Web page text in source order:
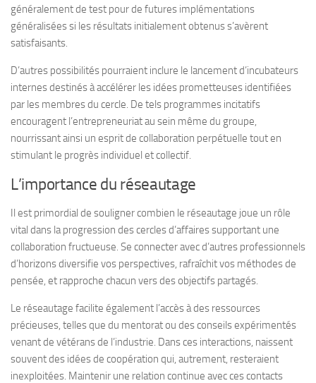
généralement de test pour de futures implémentations
généralisées si les résultats initialement obtenus s’avèrent
satisfaisants.
D’autres possibilités pourraient inclure le lancement d’incubateurs
internes destinés à accélérer les idées prometteuses identifiées
par les membres du cercle. De tels programmes incitatifs
encouragent l’entrepreneuriat au sein même du groupe,
nourrissant ainsi un esprit de collaboration perpétuelle tout en
stimulant le progrès individuel et collectif.
L’importance du réseautage
Il est primordial de souligner combien le réseautage joue un rôle
vital dans la progression des cercles d’affaires supportant une
collaboration fructueuse. Se connecter avec d’autres professionnels
d’horizons diversifie vos perspectives, rafraîchit vos méthodes de
pensée, et rapproche chacun vers des objectifs partagés.
Le réseautage facilite également l’accès à des ressources
précieuses, telles que du mentorat ou des conseils expérimentés
venant de vétérans de l’industrie. Dans ces interactions, naissent
souvent des idées de coopération qui, autrement, resteraient
inexploitées. Maintenir une relation continue avec ces contacts